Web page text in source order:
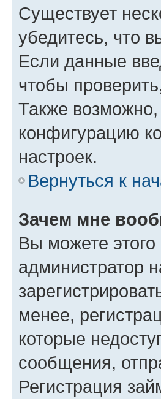
Существует
убедитесь, что
Если данные
чтобы
Также
конфигурацию
настроек.
Вернуться к
Зачем мне
Вы можете этого
администратор
менее,
которые
сообщения,
Регистрация